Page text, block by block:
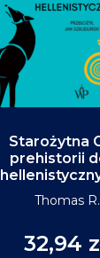
Starożytna
prehistorii
Thomas
32,94